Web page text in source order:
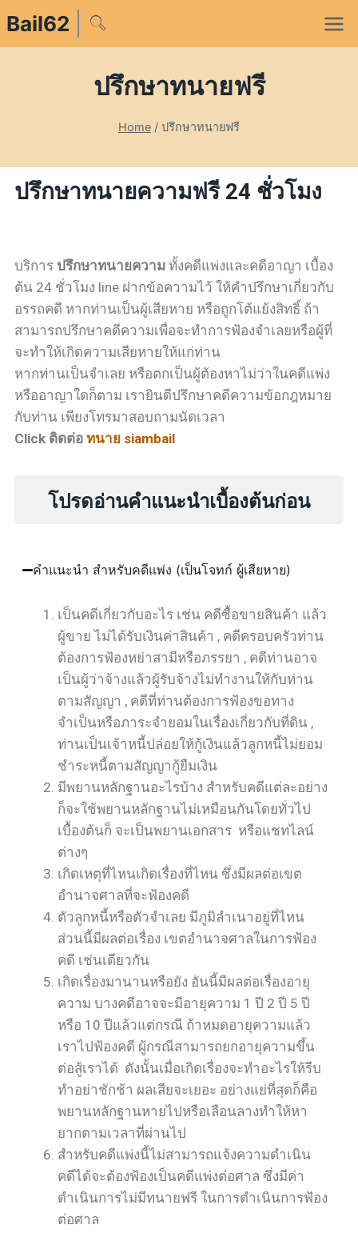
Bail62
ปรึกษาทนายฟรี
Home / ปรึกษาทนายฟรี
ปรึกษาทนายความฟรี 24 ชั่วโมง
บริการ ปรึกษาทนายความ ทั้งคดีแพ่งและคดีอาญา เบื้อง
ต้น 24 ชั่วโมง line ฝากข้อความไว้ ให้คำปรึกษาเกี่ยวกับ
อรรถคดี หากท่านเป็นผู้เสียหาย หรือถูกโต้แย้งสิทธิ์ ถ้า
สามารถปรึกษาคดีความเพื่อจะทำการฟ้องจำเลยหรือผู้ที่
จะทำให้เกิดความเสียหายให้แก่ท่าน
หากท่านเป็นจำเลย หรือตกเป็นผู้ต้องหาไม่ว่าในคดีแพ่ง
หรืออาญาใดก็ตาม เรายินดีปรึกษาคดีความข้อกฎหมาย
กับท่าน เพียงโทรมาสอบถามนัดเวลา
Click ติดต่อ ทนาย siambail
โปรดอ่านคำแนะนำเบื้องต้นก่อน
คำแนะนำ สำหรับคดีแพ่ง (เป็นโจทก์ ผู้เสียหาย)
เป็นคดีเกี่ยวกับอะไร เช่น คดีซื้อขายสินค้า แล้ว
ผู้ขาย ไม่ได้รับเงินค่าสินค้า , คดีครอบครัวท่าน
ต้องการฟ้องหย่าสามีหรือภรรยา , คดีท่านอาจ
เป็นผู้ว่าจ้างแล้วผู้รับจ้างไม่ทำงานให้กับท่าน
ตามสัญญา , คดีที่ท่านต้องการฟ้องขอทาง
จำเป็นหรือภาระจำยอมในเรื่องเกี่ยวกับที่ดิน ,
ท่านเป็นเจ้าหนี้ปล่อยให้กู้เงินแล้วลูกหนี้ไม่ยอม
ชำระหนี้ตามสัญญากู้ยืมเงิน
มีพยานหลักฐานอะไรบ้าง สำหรับคดีแต่ละอย่าง
ก็จะใช้พยานหลักฐานไม่เหมือนกันโดยทั่วไป
เบื้องต้นก็ จะเป็นพยานเอกสาร หรือแชทไลน์
ต่างๆ
เกิดเหตุที่ไหนเกิดเรื่องที่ไหน ซึ่งมีผลต่อเขต
อำนาจศาลที่จะฟ้องคดี
ตัวลูกหนี้หรือตัวจำเลย มีภูมิลำเนาอยู่ที่ไหน
ส่วนนี้มีผลต่อเรื่อง เขตอำนาจศาลในการฟ้อง
คดี เช่นเดียวกัน
เกิดเรื่องมานานหรือยัง อันนี้มีผลต่อเรื่องอายุ
ความ บางคดีอาจจะมีอายุความ 1 ปี 2 ปี 5 ปี
หรือ 10 ปีแล้วแต่กรณี ถ้าหมดอายุความแล้ว
เราไปฟ้องคดี ผู้กรณีสามารถยกอายุความขึ้น
ต่อสู้เราได้ ดังนั้นเมื่อเกิดเรื่องจะทำอะไรให้รีบ
ทำอย่าชักช้า ผลเสียจะเยอะ อย่างแย่ที่สุดก็คือ
พยานหลักฐานหายไปหรือเลือนลางทำให้หา
ยากตามเวลาที่ผ่านไป
สำหรับคดีแพ่งนี้ไม่สามารถแจ้งความดำเนิน
คดีได้จะต้องฟ้องเป็นคดีแพ่งต่อศาล ซึ่งมีค่า
ดำเนินการไม่มีทนายฟรี ในการดำเนินการฟ้อง
ต่อศาล